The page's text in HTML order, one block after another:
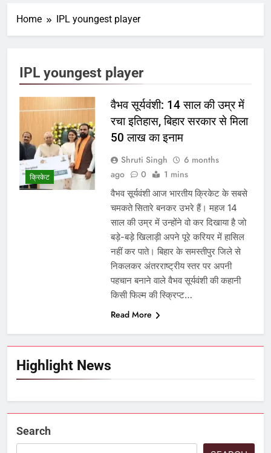
Home IPL youngest player
Highlight News
IPL youngest player
क्रिकेट
वैभव सूर्यवंशी: 14 साल की उम्र में
रचा इतिहास, बिहार सरकार से मिला
50 लाख का इनाम
Shruti Singh
6 months
ago
0 1 mins
वैभव सूर्यवंशी आज भारतीय क्रिकेट के सबसे
चमकते सितारे बनकर उभरे हैं। महज 14
साल की उम्र में उन्होंने वो कर दिखाया है जो
बड़े-बड़े खिलाड़ी अपने पूरे करियर में हासिल
नहीं कर पाते। बिहार के समस्तीपुर जिले से
निकलकर अंतरराष्ट्रीय स्तर पर अपनी
पहचान बनाने वाले वैभव सूर्यवंशी की कहानी
किसी फिल्म की स्क्रिप्ट…
Read More
Search